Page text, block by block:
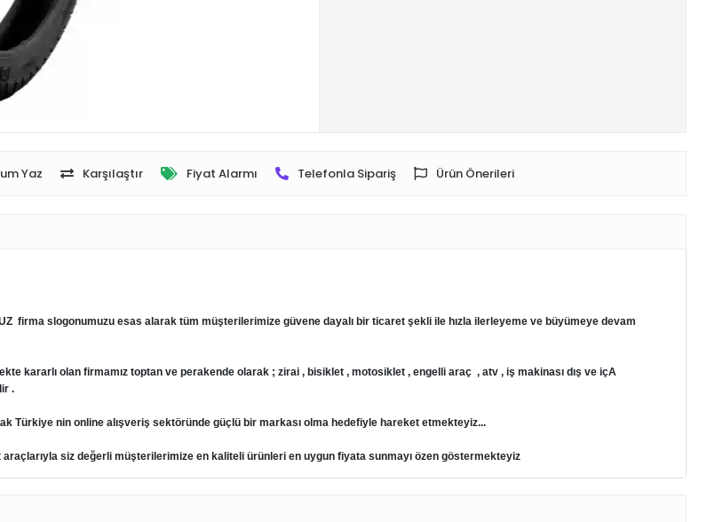
Yaz Karşılaştır Fiyat Alarmı Telefonla Sipariş Ürün Önerileri
firma slogonumuzu esas alarak tüm müşterilerimize güvene dayalı bir ticaret şekli ile hızla ilerleyeme ve büyümeye devam
kararlı olan firmamız toptan ve perakende olarak ; zirai , bisiklet , motosiklet , engelli araç , atv , iş makinası dış ve içA
.
Türkiye nin online alışveriş sektöründe güçlü bir markası olma hedefiyle hareket etmekteyiz...
siz değerli müşterilerimize en kaliteli ürünleri en uygun fiyata sunmayı özen göstermekteyiz